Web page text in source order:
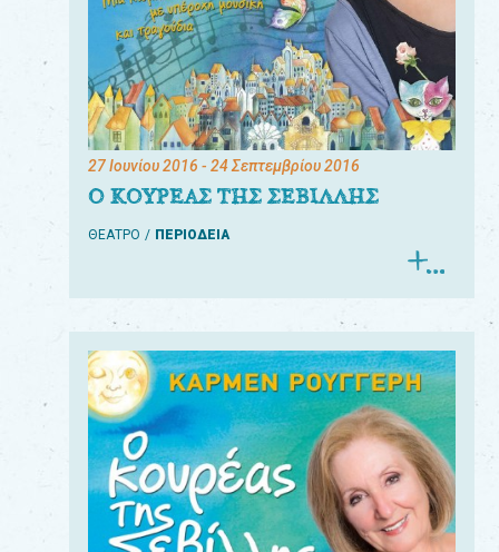
27 Ιουνίου 2016 - 24 Σεπτεμβρίου 2016
Ο ΚΟΥΡΕΑΣ ΤΗΣ ΣΕΒΙΛΛΗΣ
ΘΕΑΤΡΟ ΠΕΡΙΟΔΕΙΑ